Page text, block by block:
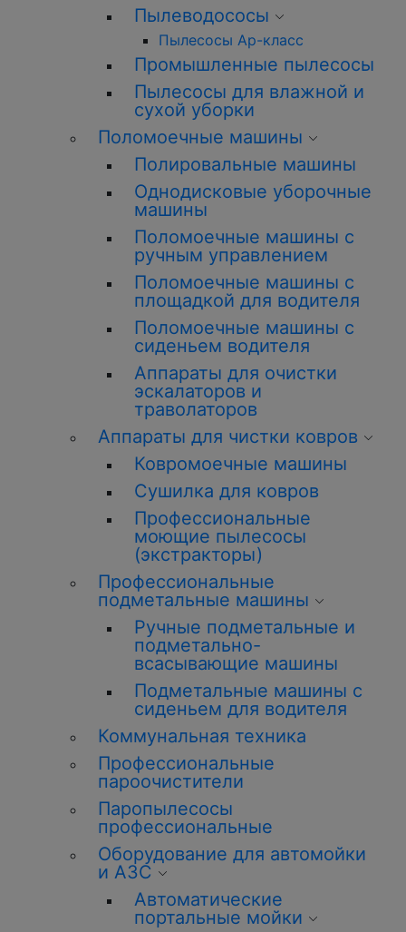
Пылеводососы
Пылесосы Ар-класс
Промышленные пылесосы
Пылесосы для влажной и
сухой уборки
Поломоечные машины
Полировальные машины
Однодисковые уборочные
машины
Поломоечные машины с
ручным управлением
Поломоечные машины с
площадкой для водителя
Поломоечные машины с
сиденьем водителя
Аппараты для очистки
эскалаторов и
траволаторов
Аппараты для чистки ковров
Ковромоечные машины
Сушилка для ковров
Профессиональные
моющие пылесосы
(экстракторы)
Профессиональные
подметальные машины
Ручные подметальные и
подметально-
всасывающие машины
Подметальные машины с
сиденьем для водителя
Коммунальная техника
Профессиональные
пароочистители
Паропылесосы
профессиональные
Оборудование для автомойки
и АЗС
Автоматические
портальные мойки